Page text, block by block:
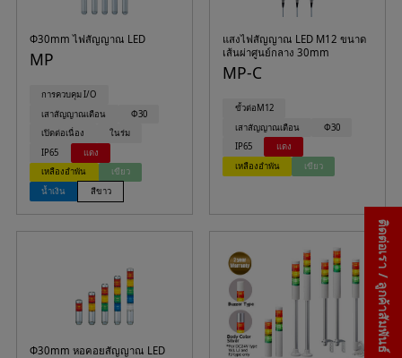
ติดต่อเรา / ลูกค้าสัมพันธ์
Φ30mm ไฟสัญญาณ LED
MP
การควบคุม I/O
เสาสัญญาณเตือน
Φ30
เปิดต่อเนื่อง
ในร่ม
IP65
แดง
เหลืองอำพัน
เขียว
น้ำเงิน
สีขาว
แสงไฟสัญญาณ LED M12 ขนาด
เส้นผ่าศูนย์กลาง 30mm
MP-C
ขั้วต่อM12
เสาสัญญาณเตือน
Φ30
IP65
แดง
เหลืองอำพัน
เขียว
Φ30mm หอคอยสัญญาณ LED